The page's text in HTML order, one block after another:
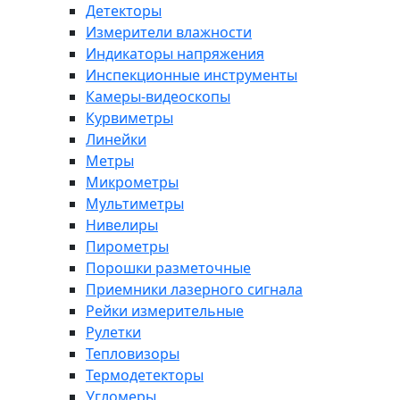
Детекторы
Измерители влажности
Индикаторы напряжения
Инспекционные инструменты
Камеры-видеоскопы
Курвиметры
Линейки
Метры
Микрометры
Мультиметры
Нивелиры
Пирометры
Порошки разметочные
Приемники лазерного сигнала
Рейки измерительные
Рулетки
Тепловизоры
Термодетекторы